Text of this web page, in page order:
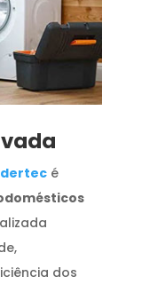
é
dos